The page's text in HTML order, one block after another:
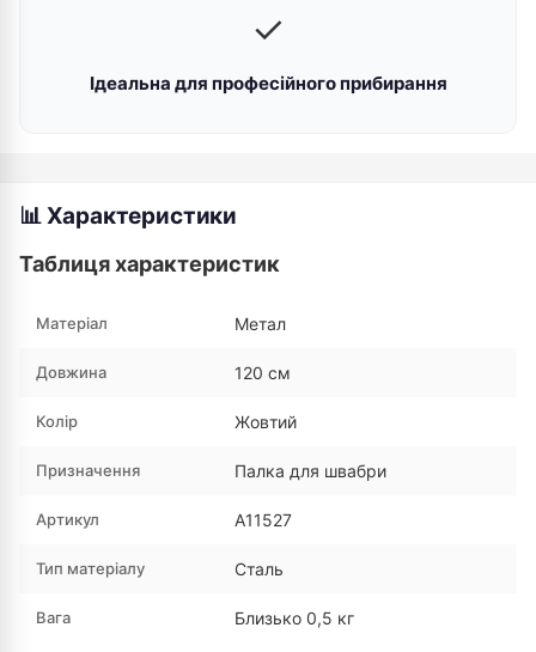
✓
Ідеальна для професійного прибирання
📊 Характеристики
Таблиця характеристик
Матеріал Метал
Довжина 120 см
Колір Жовтий
Призначення Палка для швабри
Артикул A11527
Тип матеріалу Сталь
Вага Близько 0,5 кг